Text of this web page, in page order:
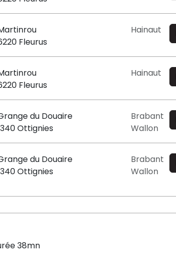
Fleurus
Hainaut
Fleurus
Hainaut
du Douaire
Ottignies
Brabant
Wallon
du Douaire
Ottignies
Brabant
Wallon
38mn